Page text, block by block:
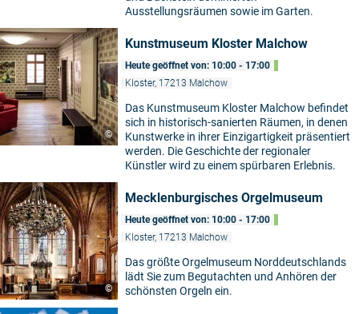
Ausstellungsräumen sowie im Garten.
©
Kunstmuseum Kloster Malchow
Heute geöffnet von: 10:00 - 17:00
Kloster, 17213 Malchow
Das Kunstmuseum Kloster Malchow befindet
sich in historisch-sanierten Räumen, in denen
Kunstwerke in ihrer Einzigartigkeit präsentiert
werden. Die Geschichte der regionaler
Künstler wird zu einem spürbaren Erlebnis.
©
Mecklenburgisches Orgelmuseum
Heute geöffnet von: 10:00 - 17:00
Kloster, 17213 Malchow
Das größte Orgelmuseum Norddeutschlands
lädt Sie zum Begutachten und Anhören der
schönsten Orgeln ein.